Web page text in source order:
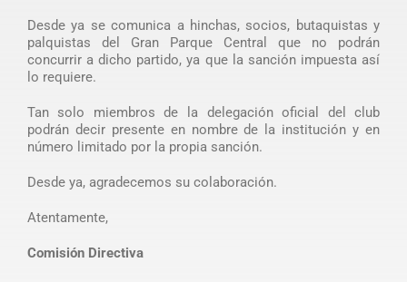
Desde ya se comunica a hinchas, socios, butaquistas y
palquistas del Gran Parque Central que no podrán
concurrir a dicho partido, ya que la sanción impuesta así
lo requiere.
Tan solo miembros de la delegación oficial del club
podrán decir presente en nombre de la institución y en
número limitado por la propia sanción.
Desde ya, agradecemos su colaboración.
Atentamente,
Comisión Directiva